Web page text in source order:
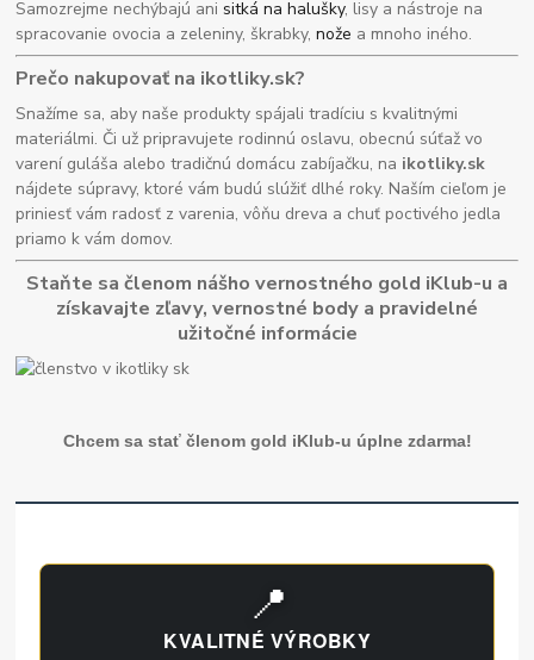
Samozrejme nechýbajú anisitká na halušky, lisy a nástroje na
spracovanie ovocia a zeleniny, škrabky,nože a mnoho iného.
Prečo nakupovať na ikotliky.sk?
Snažíme sa, aby naše produkty spájali tradíciu s kvalitnými
materiálmi. Či už pripravujete rodinnú oslavu, obecnú súťaž vo
varení guláša alebo tradičnú domácu zabíjačku, na ikotliky.sk
nájdete súpravy, ktoré vám budú slúžiť dlhé roky. Naším cieľom je
priniesť vám radosť z varenia, vôňu dreva a chuť poctivého jedla
priamo k vám domov.
Staňte sa členom nášho vernostného gold iKlub-u a
získavajte zľavy, vernostné body a pravidelné
užitočné informácie
Chcem sa stať členom gold iKlub-u úplne zdarma!
📍
KVALITNÉ VÝROBKY